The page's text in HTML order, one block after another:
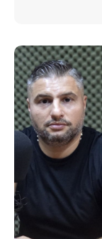
textul
textul
textul